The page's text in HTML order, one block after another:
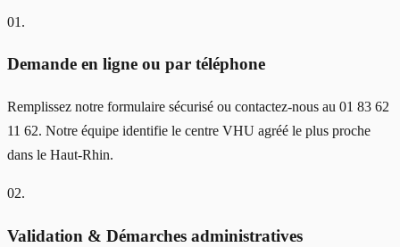
01 .
Demande en ligne ou par téléphone
Remplissez notre formulaire sécurisé ou contactez-nous au 01 83 62
11 62. Notre équipe identifie le centre VHU agréé le plus proche
dans le Haut-Rhin.
02.
Validation & Démarches administratives